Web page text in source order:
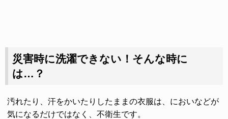
災害時に洗濯できない！そんな時に
は…？
汚れたり、汗をかいたりしたままの衣服は、においなどが
気になるだけではなく、不衛生です。